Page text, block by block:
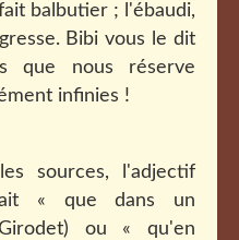
balbutier ; l'ébaudi,
Bibi vous le dit
que nous réserve
infinies !
sources, l'adjectif
« que dans un
ou « qu'en